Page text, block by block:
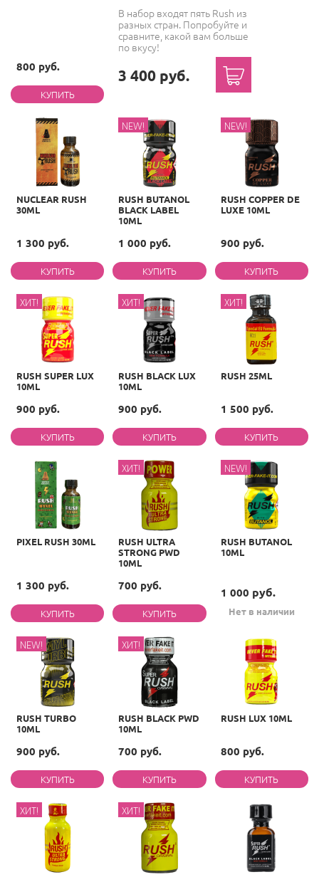
800 руб.
В набор входят пять Rush из
разных стран. Попробуйте и
сравните, какой вам больше
по вкусу!
3 400 руб.
NUCLEAR RUSH
30ML
1 300 руб.
NEW!
RUSH BUTANOL
BLACK LABEL
10ML
1 000 руб.
NEW!
RUSH COPPER DE
LUXE 10ML
900 руб.
ХИТ!
RUSH SUPER LUX
10ML
900 руб.
ХИТ!
RUSH BLACK LUX
10ML
900 руб.
ХИТ!
RUSH 25ML
1 500 руб.
PIXEL RUSH 30ML
1 300 руб.
ХИТ!
RUSH ULTRA
STRONG PWD
10ML
700 руб.
NEW!
RUSH BUTANOL
10ML
1 000 руб.
Нет в наличии
NEW!
RUSH TURBO
10ML
900 руб.
ХИТ!
RUSH BLACK PWD
10ML
700 руб.
RUSH LUX 10ML
800 руб.
ХИТ! ХИТ!